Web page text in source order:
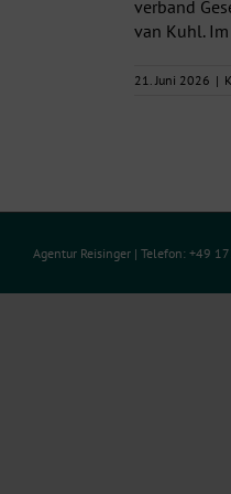
verband
van Kuhl.
21. Juni 2026 |
Agentur Reisinger | Telefon: +49